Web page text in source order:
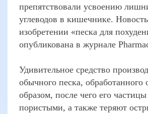
препятствовали усвоению
углеводов в кишечнике.
изобретении «песка для
опубликована в журнале
Удивительное средство
обычного песка, обработанного
образом, после чего его частицы
пористыми, а также теряют